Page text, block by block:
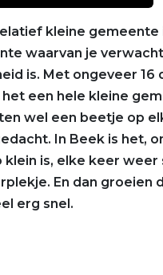
kleine gemeente
waarvan je
is. Met ongeveer 16
een hele kleine
wel een beetje op
In Beek is het,
klein is, elke keer weer
En dan groeien
erg snel.